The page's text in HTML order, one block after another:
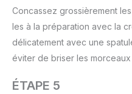
Concassez grossièrement
les à la préparation avec la
délicatement avec une
éviter de briser les morceaux
ÉTAPE 5